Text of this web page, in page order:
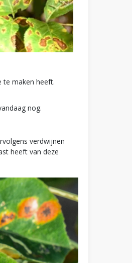
te maken heeft.
nog.
verdwijnen
heeft van deze